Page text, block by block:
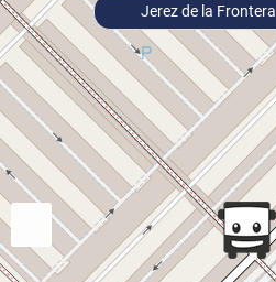
Jerez de la Frontera